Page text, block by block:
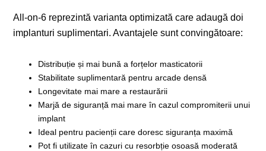
All-on-6 reprezintă varianta optimizată care adaugă doi
implanturi suplimentari. Avantajele sunt convingătoare:
Distribuție și mai bună a forțelor masticatorii
Stabilitate suplimentară pentru arcade densă
Longevitate mai mare a restaurării
Marjă de siguranță mai mare în cazul compromiterii unui
implant
Ideal pentru pacienții care doresc siguranța maximă
Pot fi utilizate în cazuri cu resorbție osoasă moderată